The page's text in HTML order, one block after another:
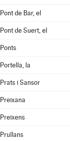
Pont de Bar, el
Pont de Suert, el
Ponts
Portella, la
Prats i Sansor
Preixana
Preixens
Prullans